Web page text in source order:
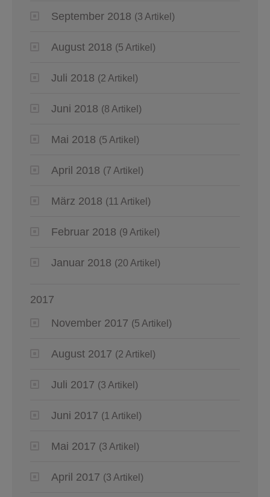
September 2018 (3 Artikel)
August 2018 (5 Artikel)
Juli 2018 (2 Artikel)
Juni 2018 (8 Artikel)
Mai 2018 (5 Artikel)
April 2018 (7 Artikel)
März 2018 (11 Artikel)
Februar 2018 (9 Artikel)
Januar 2018 (20 Artikel)
2017
November 2017 (5 Artikel)
August 2017 (2 Artikel)
Juli 2017 (3 Artikel)
Juni 2017 (1 Artikel)
Mai 2017 (3 Artikel)
April 2017 (3 Artikel)